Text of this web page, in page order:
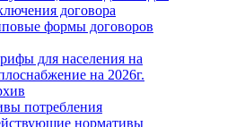
договора
формы договоров
для населения на
на 2026г.
потребления
нормативы